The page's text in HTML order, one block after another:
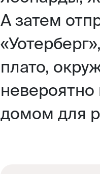
А затем
плато,
невероятно
домом для